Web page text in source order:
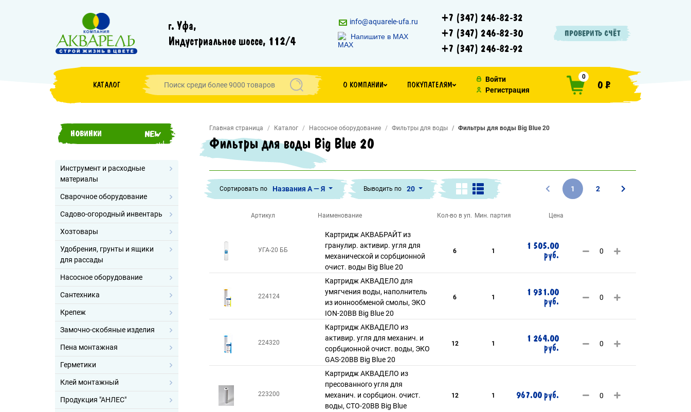
г. Уфа,
Индустриальное шоссе, 112/4
info@aquarele-ufa.ru
Напишите в MAX
+7 (347) 246-82-32
+7 (347) 246-82-30
+7 (347) 246-82-92
ПРОВЕРИТЬ СЧЁТ
КАТАЛОГ О КОМПАНИИ ПОКУПАТЕЛЯМ
Войти
Регистрация
0
0 ₽
НОВИНКИ
Инструмент и расходные
материалы
Сварочное оборудование
Садово-огородный инвентарь
Хозтовары
Удобрения, грунты и ящики
для рассады
Насосное оборудование
Сантехника
Крепеж
Замочно-скобяные изделия
Пена монтажная
Герметики
Клей монтажный
Продукция "АНЛЕС"
Главная страница Каталог Насосное оборудование Фильтры для воды Фильтры для воды Big Blue 20
Фильтры для воды Big Blue 20
Cортировать по Названия А — Я Выводить по 20 1 2
Артикул Наименование Кол-во в уп. Мин. партия Цена
УГА-20 ББ
Картридж АКВАБРАЙТ из
гранулир. активир. угля для
механической и сорбционной
очист. воды Big Blue 20
6 1 1 505.00
руб.
224124
Картридж АКВАДЕЛО для
умягчения воды, наполнитель
из ионнообменой смолы, ЭКО
ION-20ВВ Big Blue 20
6 1 1 931.00
руб.
224320
Картридж АКВАДЕЛО из
активир. угля для механич. и
сорбционной очист. воды, ЭКО
GAS-20ВВ Big Blue 20
12 1 1 264.00
руб.
223200
Картридж АКВАДЕЛО из
пресованного угля для
механич. и сорбцион. очист.
воды, СТО-20ВВ Big Blue
12 1 967.00 руб.